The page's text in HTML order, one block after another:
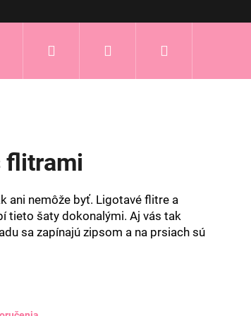
Prihlásenie
flitrami
ani nemôže byť. Ligotavé flitre a
tieto šaty dokonalými. Aj vás tak
sa zapínajú zipsom a na prsiach sú